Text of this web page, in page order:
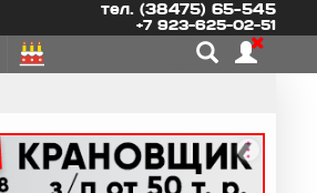
тел. (38475) 65-545
+7 923-625-02-51